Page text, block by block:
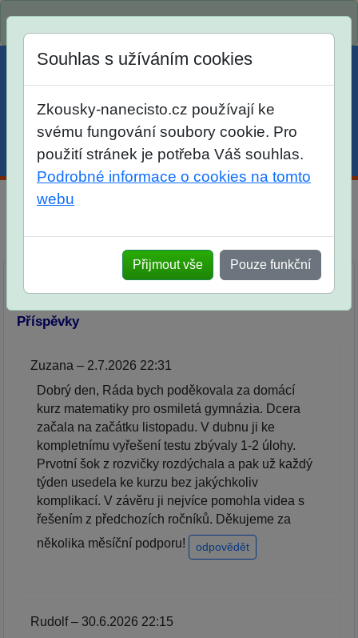
Menu Účet Košík
po skutečných přijímacích zkouškách
Souhlas s užíváním cookies
Zkousky-nanecisto.cz používají ke
svému fungování soubory cookie. Pro
použití stránek je potřeba Váš souhlas.
Podrobné informace o cookies na tomto
webu
Přijmout vše Pouze funkční
Přidat příspěvek
Příspěvky
Zuzana – 2.7.2026 22:31
Dobrý den, Ráda bych poděkovala za domácí
kurz matematiky pro osmiletá gymnázia. Dcera
začala na začátku listopadu. V dubnu ji ke
kompletnímu vyřešení testu zbývaly 1-2 úlohy.
Prvotní šok z rozvičky rozdýchala a pak už každý
týden usedela ke kurzu bez jakýchkoliv
komplikací. V závěru ji nejvíce pomohla videa s
řešením z předchozích ročníků. Děkujeme za
několika měsíční podporu!
odpovědět
Rudolf – 30.6.2026 22:15